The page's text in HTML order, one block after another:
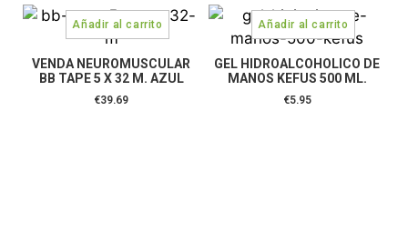
VENDA NEUROMUSCULAR
BB TAPE 5 X 32 M. AZUL
€39.69
GEL HIDROALCOHOLICO DE
MANOS KEFUS 500 ML.
€5.95